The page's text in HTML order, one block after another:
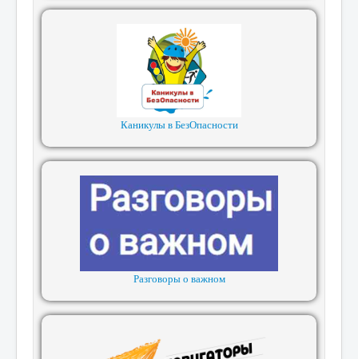
Каникулы в БезОпасности
Разговоры о важном